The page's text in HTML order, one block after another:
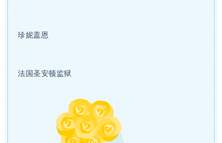
珍妮盖恩
法国圣安顿监狱